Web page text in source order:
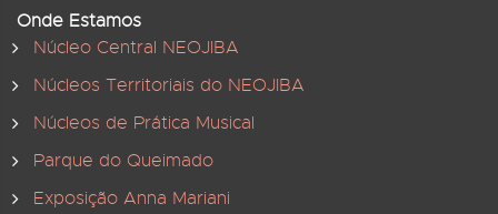
Onde Estamos
Núcleo Central NEOJIBA
Núcleos Territoriais do NEOJIBA
Núcleos de Prática Musical
Parque do Queimado
Exposição Anna Mariani